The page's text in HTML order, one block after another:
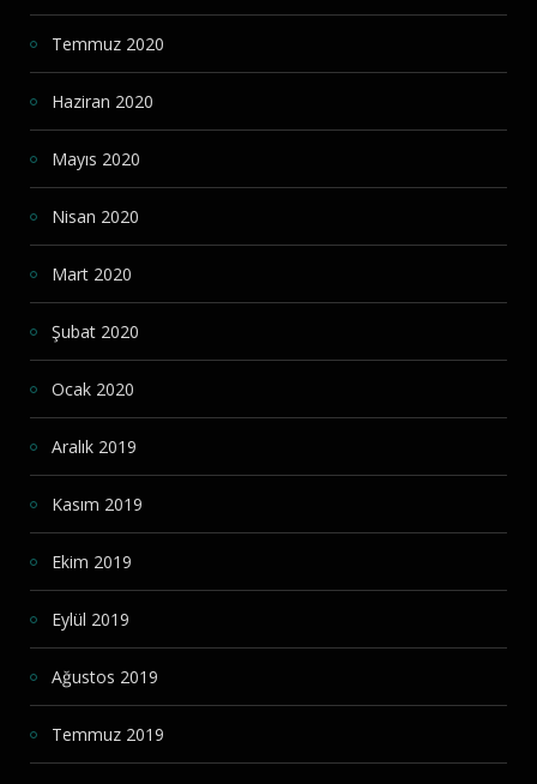
Temmuz 2020
Haziran 2020
Mayıs 2020
Nisan 2020
Mart 2020
Şubat 2020
Ocak 2020
Aralık 2019
Kasım 2019
Ekim 2019
Eylül 2019
Ağustos 2019
Temmuz 2019